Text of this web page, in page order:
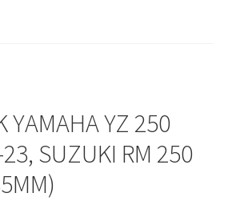
YAMAHA YZ 250
SUZUKI RM 250